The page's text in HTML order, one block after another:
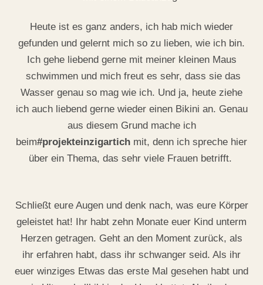
Heute ist es ganz anders, ich hab mich wieder
gefunden und gelernt mich so zu lieben, wie ich bin.
Ich gehe liebend gerne mit meiner kleinen Maus
schwimmen und mich freut es sehr, dass sie das
Wasser genau so mag wie ich. Und ja, heute ziehe
ich auch liebend gerne wieder einen Bikini an. Genau
aus diesem Grund mache ich
beim#projekteinzigartich mit, denn ich spreche hier
über ein Thema, das sehr viele Frauen betrifft.
Schließt eure Augen und denk nach, was eure Körper
geleistet hat! Ihr habt zehn Monate euer Kind unterm
Herzen getragen. Geht an den Moment zurück, als
ihr erfahren habt, dass ihr schwanger seid. Als ihr
euer winziges Etwas das erste Mal gesehen habt und